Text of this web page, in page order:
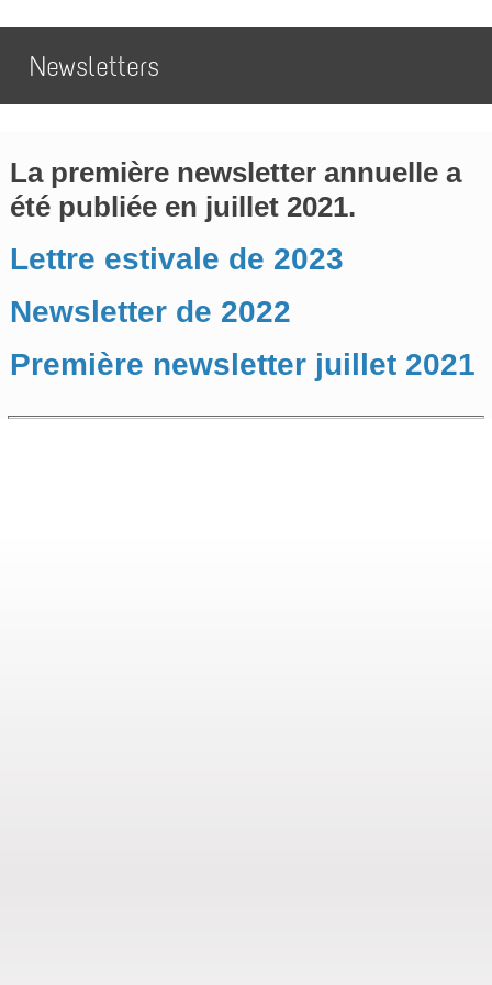
Newsletters
La première newsletter annuelle a
été publiée en juillet 2021.
Lettre estivale de 2023
Newsletter de 2022
Première newsletter juillet 2021